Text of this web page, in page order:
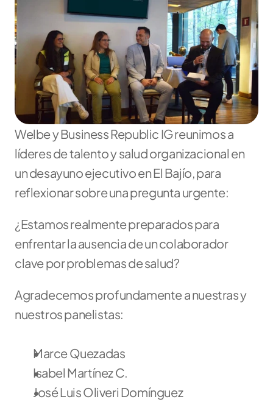
Welbe y Business Republic IG reunimos a
líderes de talento y salud organizacional en
un desayuno ejecutivo en El Bajío, para
reflexionar sobre una pregunta urgente:
¿Estamos realmente preparados para
enfrentar la ausencia de un colaborador
clave por problemas de salud?
Agradecemos profundamente a nuestras y
nuestros panelistas:
Marce Quezadas
Isabel Martínez C.
José Luis Oliveri Domínguez